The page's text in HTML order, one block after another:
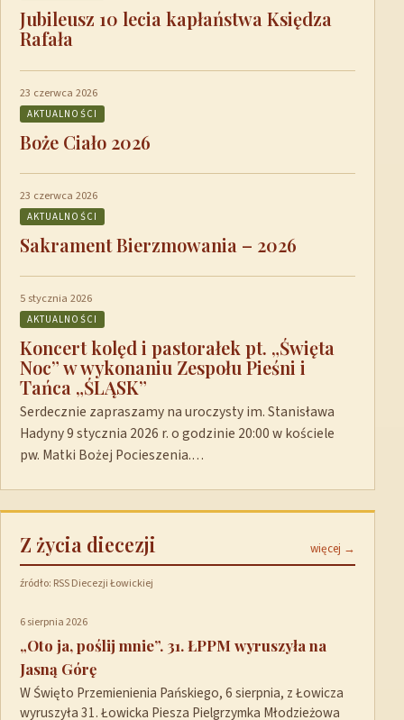
Jubileusz 10 lecia kapłaństwa Księdza
Rafała
23 czerwca 2026
AKTUALNOŚCI
Boże Ciało 2026
23 czerwca 2026
AKTUALNOŚCI
Sakrament Bierzmowania – 2026
5 stycznia 2026
AKTUALNOŚCI
Koncert kolęd i pastorałek pt. „Święta
Noc” w wykonaniu Zespołu Pieśni i
Tańca „ŚLĄSK”
Serdecznie zapraszamy na uroczysty im. Stanisława
Hadyny 9 stycznia 2026 r. o godzinie 20:00 w kościele
pw. Matki Bożej Pocieszenia.…
Z życia diecezji więcej →
źródło: RSS Diecezji Łowickiej
6 sierpnia 2026
„Oto ja, poślij mnie”. 31. ŁPPM wyruszyła na
Jasną Górę
W Święto Przemienienia Pańskiego, 6 sierpnia, z Łowicza
wyruszyła 31. Łowicka Piesza Pielgrzymka Młodzieżowa